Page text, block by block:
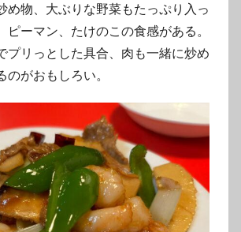
め物、大ぶりな野菜もたっぷり入っ
ピーマン、たけのこの食感がある。
プリっとした具合、肉も一緒に炒め
のがおもしろい。